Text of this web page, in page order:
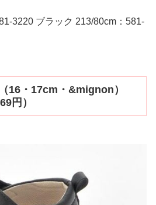
3220 ブラック 213/80cm：581-
16・17cm・&mignon）
円）